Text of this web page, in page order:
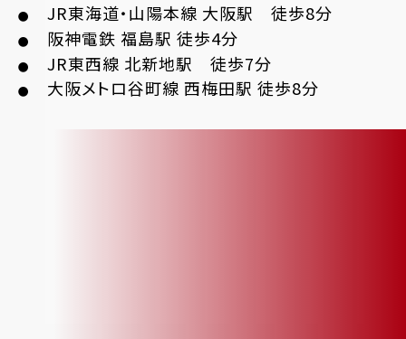
● JR東海道・山陽本線 大阪駅 徒歩8分
● 阪神電鉄 福島駅 徒歩4分
● JR東西線 北新地駅 徒歩7分
● 大阪メトロ谷町線 西梅田駅 徒歩8分